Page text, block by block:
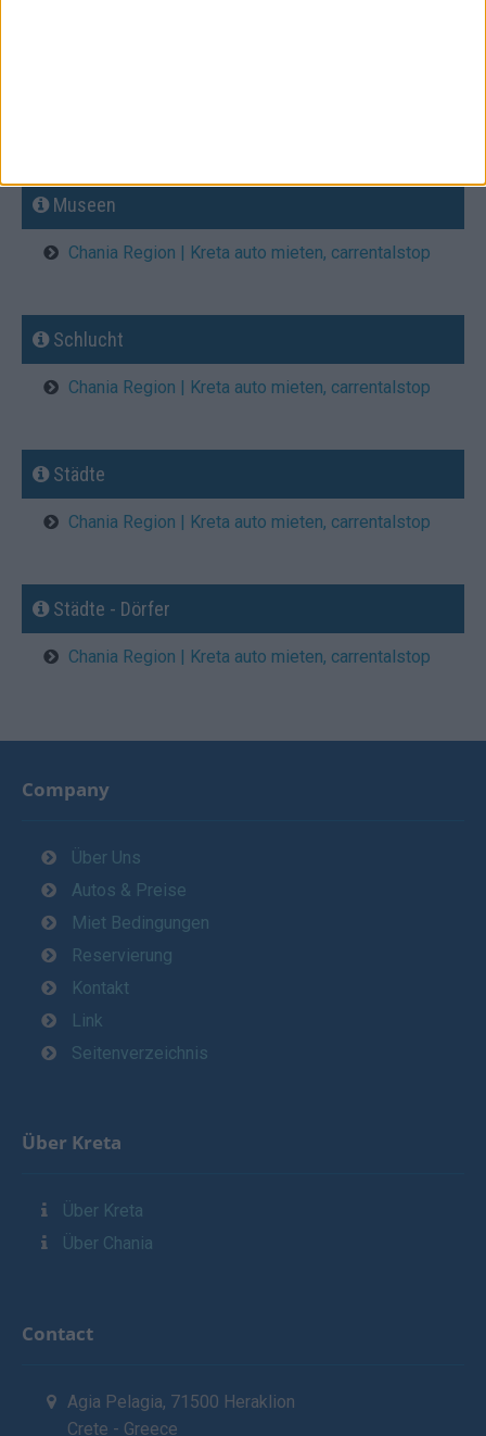
Museen
Chania Region | Kreta auto mieten, carrentalstop
Schlucht
Chania Region | Kreta auto mieten, carrentalstop
Städte
Chania Region | Kreta auto mieten, carrentalstop
Städte - Dörfer
Chania Region | Kreta auto mieten, carrentalstop
Company
Über Uns
Autos & Preise
Miet Bedingungen
Reservierung
Kontakt
Link
Seitenverzeichnis
Über Kreta
Über Kreta
Über Chania
Contact
Agia Pelagia, 71500 Heraklion
Crete - Greece